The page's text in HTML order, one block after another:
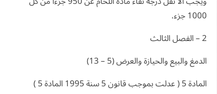
1000 جزء.
2 – الفصل الثالث
الدمغ والبيع والحيازة والعرض (5 – 13)
المادة 5 ( عدلت بموجب قانون 5 سنة 1995 المادة 5 )